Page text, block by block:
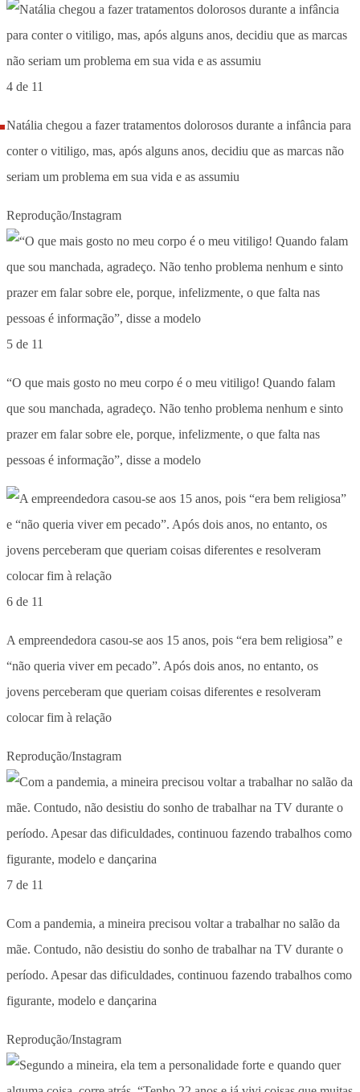
4 de 11
Natália chegou a fazer tratamentos dolorosos durante a infância para
conter o vitiligo, mas, após alguns anos, decidiu que as marcas não
seriam um problema em sua vida e as assumiu
Reprodução/Instagram
5 de 11
“O que mais gosto no meu corpo é o meu vitiligo! Quando falam
que sou manchada, agradeço. Não tenho problema nenhum e sinto
prazer em falar sobre ele, porque, infelizmente, o que falta nas
pessoas é informação”, disse a modelo
6 de 11
A empreendedora casou-se aos 15 anos, pois “era bem religiosa” e
“não queria viver em pecado”. Após dois anos, no entanto, os
jovens perceberam que queriam coisas diferentes e resolveram
colocar fim à relação
Reprodução/Instagram
7 de 11
Com a pandemia, a mineira precisou voltar a trabalhar no salão da
mãe. Contudo, não desistiu do sonho de trabalhar na TV durante o
período. Apesar das dificuldades, continuou fazendo trabalhos como
figurante, modelo e dançarina
Reprodução/Instagram